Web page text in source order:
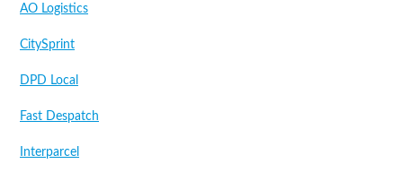
AO Logistics
CitySprint
DPD Local
Fast Despatch
Interparcel